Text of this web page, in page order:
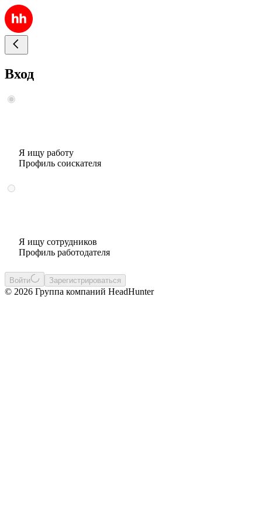
Вход
Я ищу работу
Профиль соискателя
Я ищу сотрудников
Профиль работодателя
Войти Зарегистрироваться
© 2026 Группа компаний HeadHunter